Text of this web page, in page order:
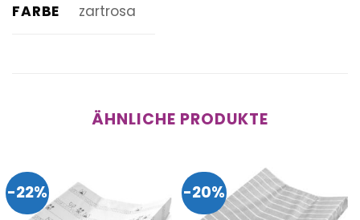
FARBE zartrosa
ÄHNLICHE PRODUKTE
-22% -20%